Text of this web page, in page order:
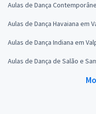
Aulas de Dança
Aulas de Dança Havaiana em
Aulas de Dança Indiana em
Aulas de Dança de Salão e